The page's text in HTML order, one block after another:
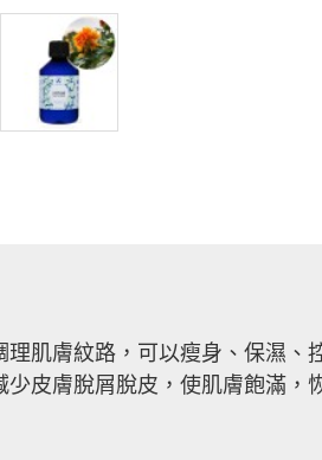
肌膚紋路，可以瘦身、保濕
皮膚脫屑脫皮，使肌膚飽滿，